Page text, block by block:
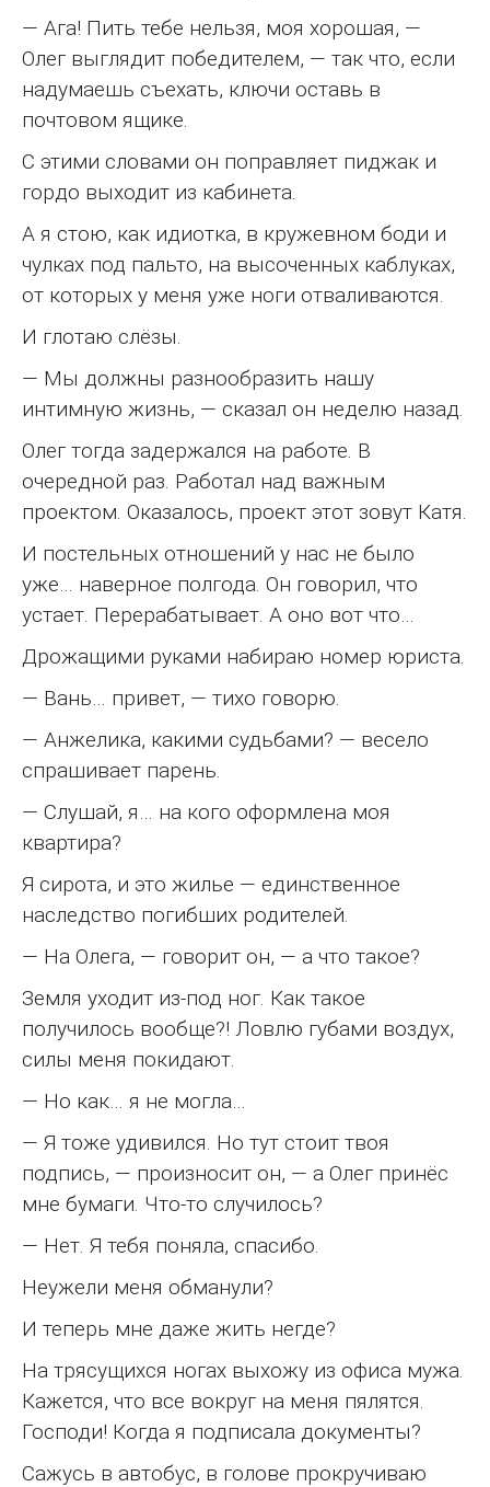
— Ага! Пить тебе нельзя, моя хорошая, —
Олег выглядит победителем, — так что, если
надумаешь съехать, ключи оставь в
почтовом ящике.
С этими словами он поправляет пиджак и
гордо выходит из кабинета.
А я стою, как идиотка, в кружевном боди и
чулках под пальто, на высоченных каблуках,
от которых у меня уже ноги отваливаются.
И глотаю слёзы.
— Мы должны разнообразить нашу
интимную жизнь, — сказал он неделю назад.
Олег тогда задержался на работе. В
очередной раз. Работал над важным
проектом. Оказалось, проект этот зовут Катя.
И постельных отношений у нас не было
уже… наверное полгода. Он говорил, что
устает. Перерабатывает. А оно вот что…
Дрожащими руками набираю номер юриста.
— Вань… привет, — тихо говорю.
— Анжелика, какими судьбами? — весело
спрашивает парень.
— Слушай, я… на кого оформлена моя
квартира?
Я сирота, и это жилье — единственное
наследство погибших родителей.
— На Олега, — говорит он, — а что такое?
Земля уходит из-под ног. Как такое
получилось вообще?! Ловлю губами воздух,
силы меня покидают.
— Но как… я не могла…
— Я тоже удивился. Но тут стоит твоя
подпись, — произносит он, — а Олег принёс
мне бумаги. Что-то случилось?
— Нет. Я тебя поняла, спасибо.
Неужели меня обманули?
И теперь мне даже жить негде?
На трясущихся ногах выхожу из офиса мужа.
Кажется, что все вокруг на меня пялятся.
Господи! Когда я подписала документы?
Сажусь в автобус, в голове прокручиваю